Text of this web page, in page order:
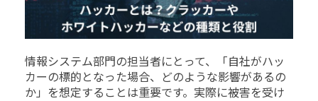
情報システム部門の担当者にとって、「自社がハッ
カーの標的となった場合、どのような影響があるの
か」を想定することは重要です。実際に被害を受け